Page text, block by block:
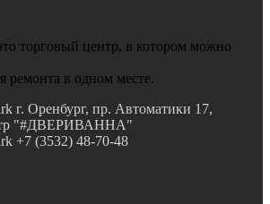
торговый центр, в котором можно
ремонта в одном месте.
г. Оренбург, пр. Автоматики 17,
"#ДВЕРИВАННА"
+7 (3532) 48-70-48